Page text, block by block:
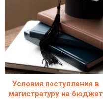
Условия поступления в
магистратуру на бюджет